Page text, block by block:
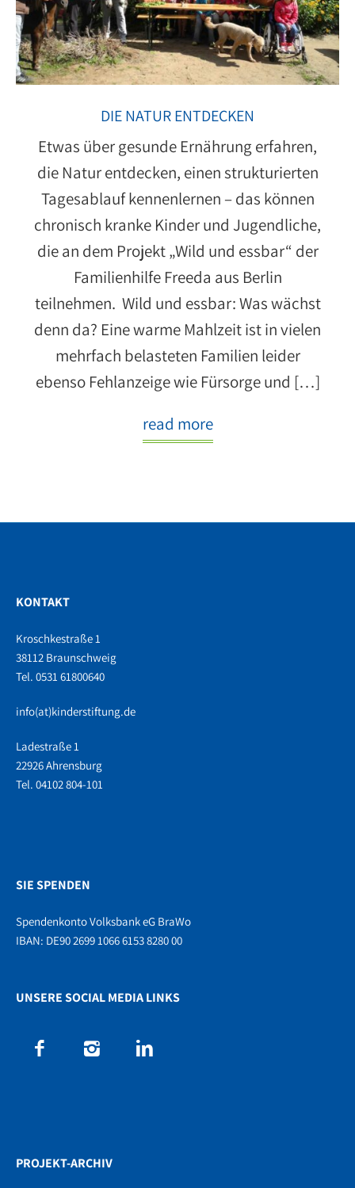
DIE NATUR ENTDECKEN
Etwas über gesunde Ernährung erfahren,
die Natur entdecken, einen strukturierten
Tagesablauf kennenlernen – das können
chronisch kranke Kinder und Jugendliche,
die an dem Projekt „Wild und essbar“ der
Familienhilfe Freeda aus Berlin
teilnehmen. Wild und essbar: Was wächst
denn da? Eine warme Mahlzeit ist in vielen
mehrfach belasteten Familien leider
ebenso Fehlanzeige wie Fürsorge und […]
read more
KONTAKT
Kroschkestraße 1
38112 Braunschweig
Tel. 0531 61800640
info(at)kinderstiftung.de
Ladestraße 1
22926 Ahrensburg
Tel. 04102 804-101
SIE SPENDEN
Spendenkonto Volksbank eG BraWo
IBAN: DE90 2699 1066 6153 8280 00
UNSERE SOCIAL MEDIA LINKS
PROJEKT-ARCHIV